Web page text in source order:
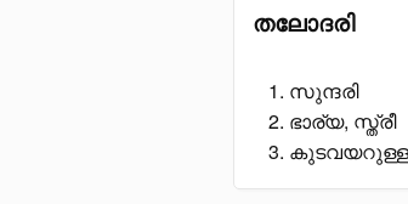
തലോദരി
സുന്ദരി
ഭാര്യ, സ്ത്രീ